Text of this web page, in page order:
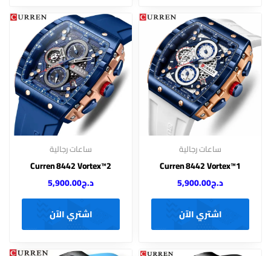
ساعات رجالية
Curren 8442 Vortex™1
د.ج5,900.00
اشتري الآن
ساعات رجالية
Curren 8442 Vortex™2
د.ج5,900.00
اشتري الآن